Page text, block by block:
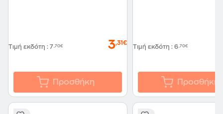
Τιμή εκδότη : 7,70€ 3,31€
Προσθήκη
Τιμή εκδότη : 6,70€
Προσθήκη